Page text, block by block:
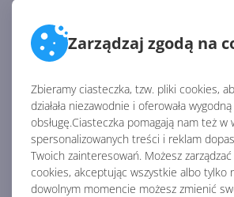
Zarządzaj zgodą na
Zbieramy ciasteczka, tzw. pliki cookies,
działała niezawodnie i oferowała wygodną
obsługę.Ciasteczka pomagają nam też w
spersonalizowanych treści i reklam
Twoich zainteresowań. Możesz
cookies, akceptując wszystkie albo tylko
dowolnym momencie możesz zmienić
Dodaj do koszyka
Microsoft 365 A5
Audit (Education